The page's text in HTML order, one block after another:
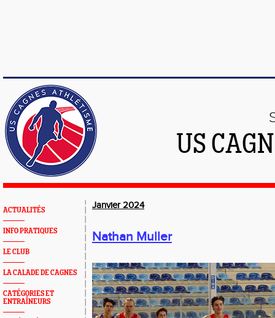
US
ACTUALITÉS
INFO PRATIQUES
LE CLUB
LA CALADE DE CAGNES
CATÉGORIES ET
ENTRAÎNEURS
Janvier 2024
Nathan Muller